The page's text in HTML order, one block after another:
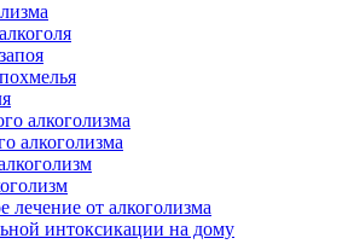
алкоголизма
алкоголизма
лечение от алкоголизма
интоксикации на дому